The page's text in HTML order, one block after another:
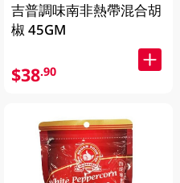
吉普調味南非熱帶混合胡
椒 45GM
$38.90